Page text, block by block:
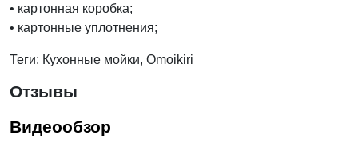
• картонная коробка;
• картонные уплотнения;
Теги: Кухонные мойки, Omoikiri
Отзывы
Видеообзор